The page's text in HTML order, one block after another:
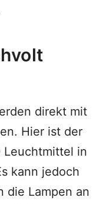
direkt mit
Hier ist der
Leuchtmittel in
kann jedoch
die Lampen an